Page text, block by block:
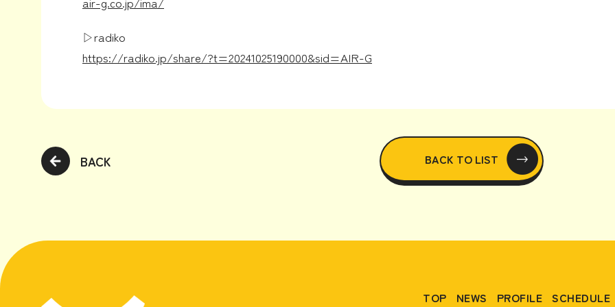
▷radiko
https://radiko.jp/share/?t=20241025190000&sid=AIR-G
BACK BACK TO LIST
TOP NEWS PROFILE SCHEDULE